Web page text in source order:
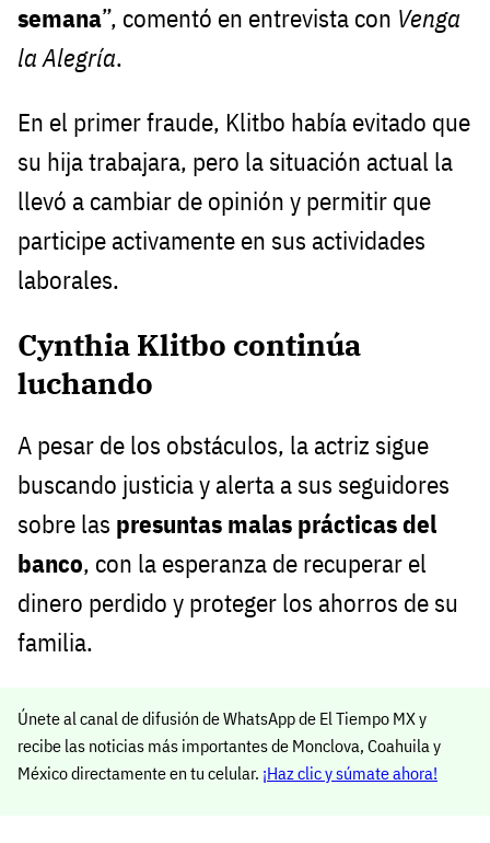
semana”, comentó en entrevista con Venga
la Alegría.
En el primer fraude, Klitbo había evitado que
su hija trabajara, pero la situación actual la
llevó a cambiar de opinión y permitir que
participe activamente en sus actividades
laborales.
Cynthia Klitbo continúa
luchando
A pesar de los obstáculos, la actriz sigue
buscando justicia y alerta a sus seguidores
sobre las presuntas malas prácticas del
banco, con la esperanza de recuperar el
dinero perdido y proteger los ahorros de su
familia.
Únete al canal de difusión de WhatsApp de El Tiempo MX y
recibe las noticias más importantes de Monclova, Coahuila y
México directamente en tu celular. ¡Haz clic y súmate ahora!